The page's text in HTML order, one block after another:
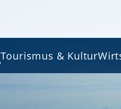
Tourismus & Kultur